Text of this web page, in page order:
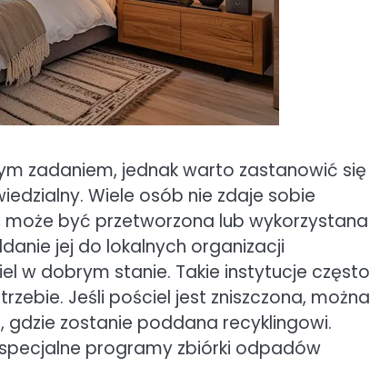
zadaniem, jednak warto zastanowić się
Wiele osób nie zdaje sobie
może być przetworzona lub wykorzystana
jej do lokalnych organizacji
w dobrym stanie. Takie instytucje często
Jeśli pościel jest zniszczona, można
zostanie poddana recyklingowi.
programy zbiórki odpadów